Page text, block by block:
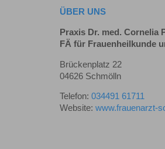
ÜBER UNS
Praxis Dr. med. Cornelia
FÄ für Frauenheilkunde
Brückenplatz 22
04626 Schmölln
Telefon: 034491 61711
Website: www.frauenarzt-